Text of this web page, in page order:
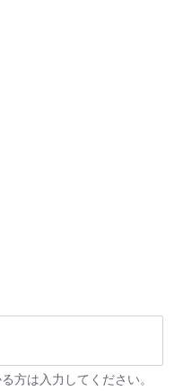
方は入力してください。